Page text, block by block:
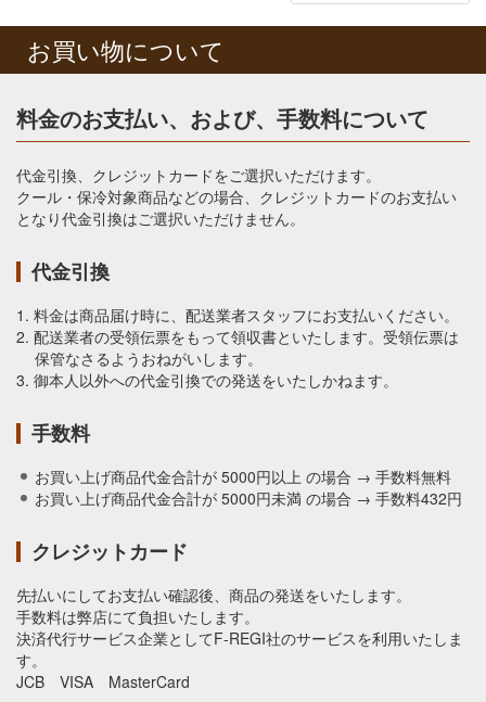
お買い物について
料金のお支払い、および、手数料について
代金引換、クレジットカードをご選択いただけます。
クール・保冷対象商品などの場合、クレジットカードのお支払い
となり代金引換はご選択いただけません。
代金引換
1. 料金は商品届け時に、配送業者スタッフにお支払いください。
2. 配送業者の受領伝票をもって領収書といたします。受領伝票は
保管なさるようおねがいします。
3. 御本人以外への代金引換での発送をいたしかねます。
手数料
お買い上げ商品代金合計が 5000円以上 の場合 → 手数料無料
お買い上げ商品代金合計が 5000円未満 の場合 → 手数料432円
クレジットカード
先払いにしてお支払い確認後、商品の発送をいたします。
手数料は弊店にて負担いたします。
決済代行サービス企業としてF-REGI社のサービスを利用いたしま
す。
JCB VISA MasterCard